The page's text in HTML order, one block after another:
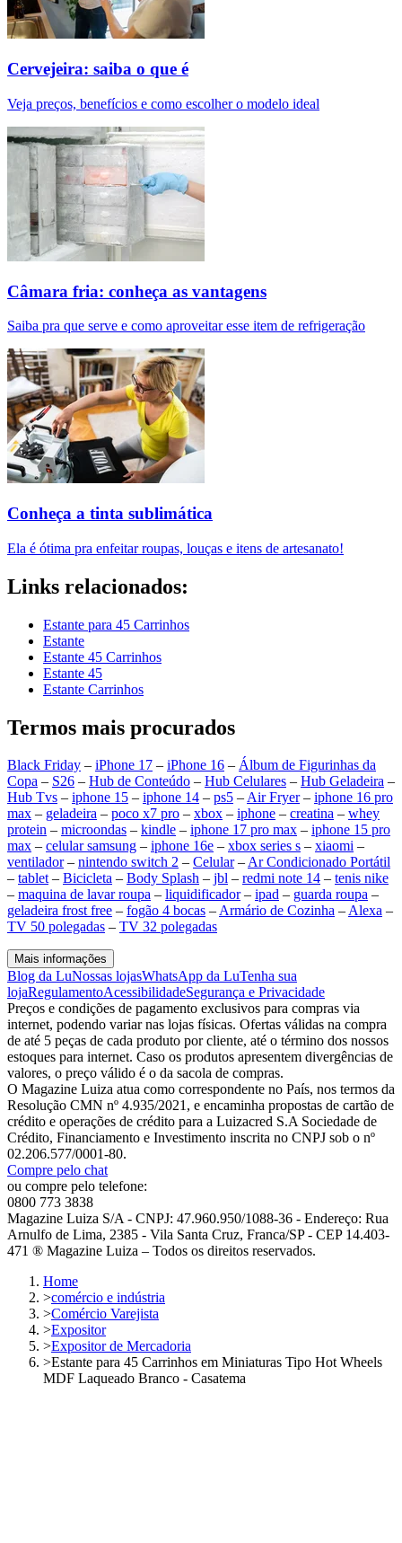
Cervejeira: saiba o que é
Veja preços, benefícios e como escolher o modelo ideal
Câmara fria: conheça as vantagens
Saiba pra que serve e como aproveitar esse item de refrigeração
Conheça a tinta sublimática
Ela é ótima pra enfeitar roupas, louças e itens de artesanato!
Links relacionados:
Estante para 45 Carrinhos
Estante
Estante 45 Carrinhos
Estante 45
Estante Carrinhos
Termos mais procurados
Black Friday – iPhone 17 – iPhone 16 – Álbum de Figurinhas da
Copa – S26 – Hub de Conteúdo – Hub Celulares – Hub Geladeira –
Hub Tvs – iphone 15 – iphone 14 – ps5 –Air Fryer– iphone 16 pro
max – geladeira – poco x7 pro – xbox – iphone – creatina – whey
protein – microondas – kindle – iphone 17 pro max – iphone 15 pro
max – celular samsung – iphone 16e – xbox series s – xiaomi –
ventilador– nintendo switch 2 – Celular–Ar Condicionado Portátil
– tablet– Bicicleta – Body Splash – jbl – redmi note 14 – tenis nike
– maquina de lavar roupa – liquidificador– ipad – guarda roupa –
geladeira frost free – fogão 4 bocas –Armário de Cozinha –Alexa –
TV 50 polegadas – TV 32 polegadas
Mais informações
Blog da LuNossas lojasWhatsApp da LuTenha sua
lojaRegulamentoAcessibilidadeSegurança e Privacidade
Preços e condições de pagamento exclusivos para compras via
internet, podendo variar nas lojas físicas. Ofertas válidas na compra
de até 5 peças de cada produto por cliente, até o término dos nossos
estoques para internet. Caso os produtos apresentem divergências de
valores, o preço válido é o da sacola de compras.
O Magazine Luiza atua como correspondente no País, nos termos da
Resolução CMN nº 4.935/2021, e encaminha propostas de cartão de
crédito e operações de crédito para a Luizacred S.A Sociedade de
Crédito, Financiamento e Investimento inscrita no CNPJ sob o nº
02.206.577/0001-80.
Compre pelo chat
ou compre pelo telefone:
0800 773 3838
Magazine Luiza S/A - CNPJ: 47.960.950/1088-36 - Endereço: Rua
Arnulfo de Lima, 2385 - Vila Santa Cruz, Franca/SP - CEP 14.403-
471 ® Magazine Luiza – Todos os direitos reservados.
Home
>comércio e indústria
>Comércio Varejista
>Expositor
>Expositor de Mercadoria
>Estante para 45 Carrinhos em Miniaturas Tipo Hot Wheels
MDF Laqueado Branco - Casatema